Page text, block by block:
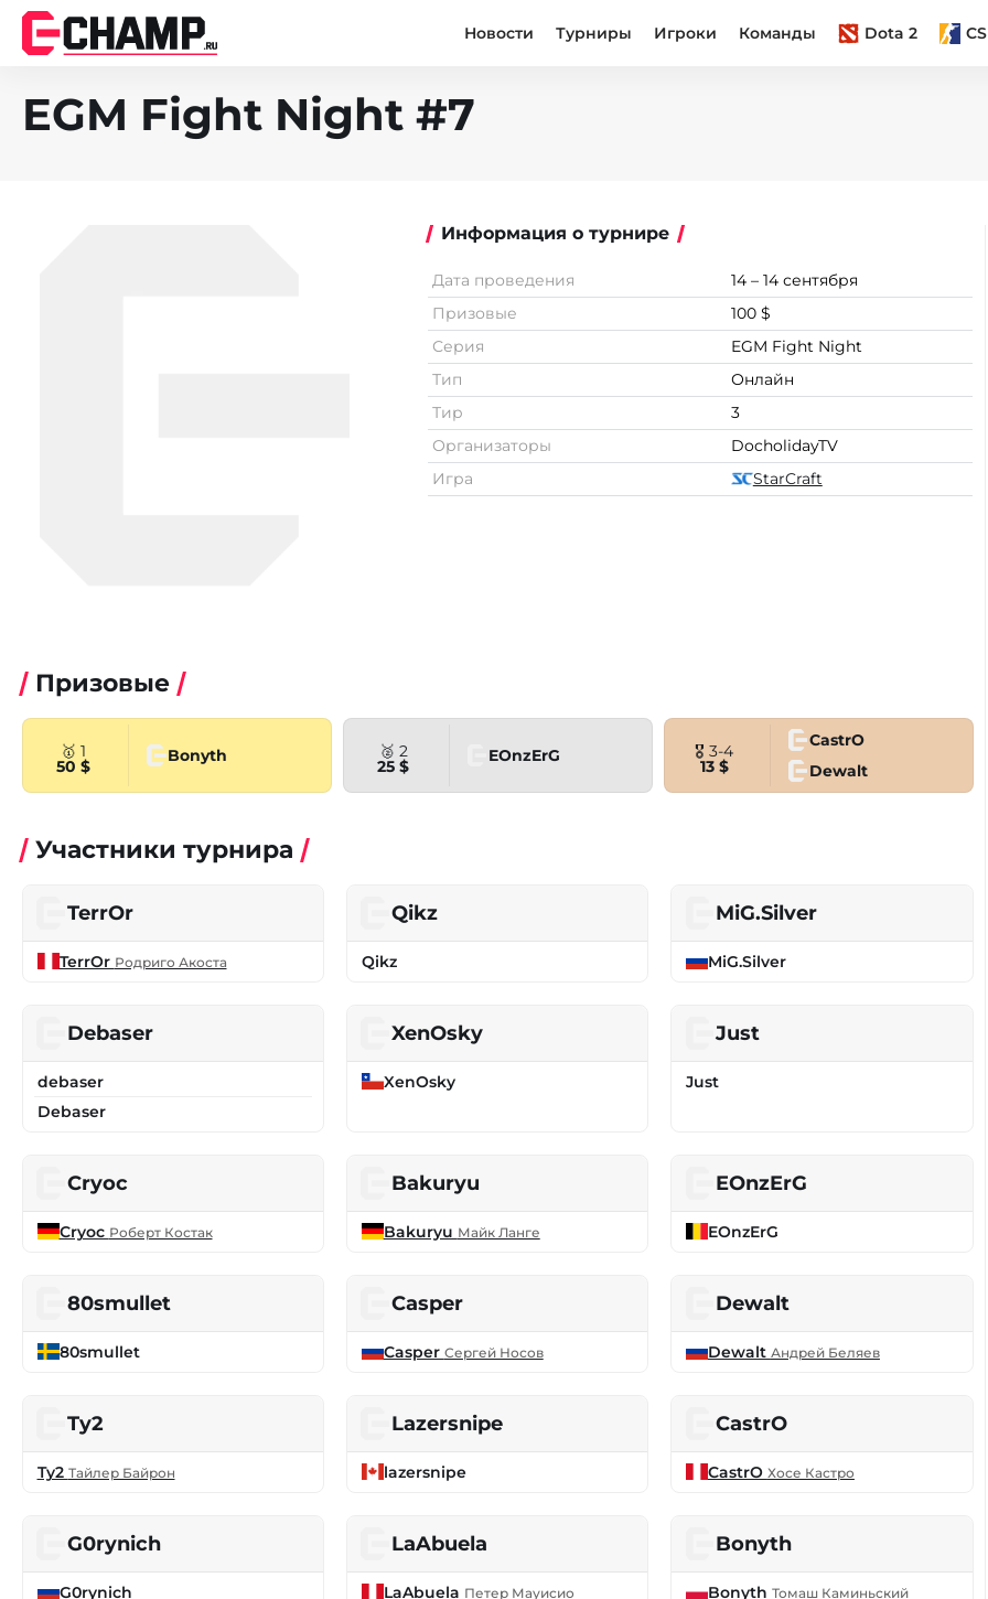
Новости Турниры Игроки Команды Dota 2
EGM Fight Night #7
Информация о турнире
Дата проведения
14 – 14 сентября
Призовые
100 $
Серия
EGM Fight Night
Тип
Онлайн
Тир
3
Организаторы
DocholidayTV
Игра
StarCraft
Призовые
🥇 1
50 $
Bonyth 🥈 2
25 $
EOnzErG 🎖 3-4
13 $
CastrO
Dewalt
Участники турнира
TerrOr
TerrOr Родриго Акоста
Qikz
Qikz
MiG.Silver
MiG.Silver
Debaser
debaser
Debaser
XenOsky
XenOsky
Just
Just
Cryoc
Cryoc Роберт Костак
Bakuryu
Bakuryu Майк Ланге
EOnzErG
EOnzErG
80smullet
80smullet
Casper
Casper Сергей Носов
Dewalt
Dewalt Андрей Беляев
Ty2
Ty2 Тайлер Байрон
Lazersnipe
lazersnipe
CastrO
CastrO Хосе Кастро
G0rynich
G0rynich
LaAbuela
LaAbuela Петер Мауисио
Bonyth
Bonyth Томаш Каминьский